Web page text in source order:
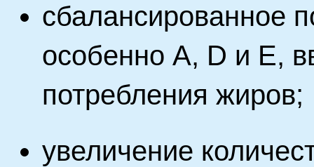
сбалансированное
особенно A, D и Е,
потребления жиров;
увеличение